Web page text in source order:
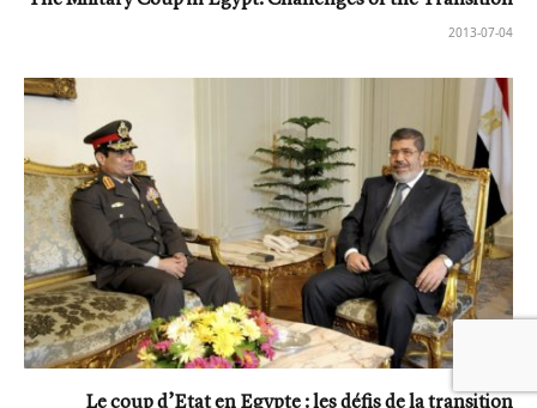
2013-07-04
Le coup d’Etat en Egypte : les défis de la transition